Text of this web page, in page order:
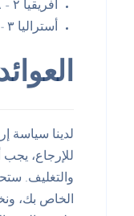
أفريقيا ۲ – ۸ أيام مجاناً
أستراليا ۳ - ۹ أيام مجانًا
للإرجاع، يجب
والتغليف.
الخاص بك،